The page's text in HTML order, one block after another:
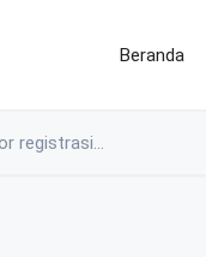
Beranda